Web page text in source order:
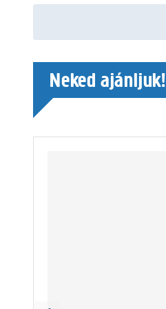
Neked ajánljuk!